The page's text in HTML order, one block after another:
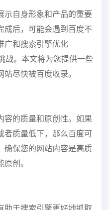
示自身形象和产品的重要
成后，可能会遇到百度不
广和搜索引擎优化
战。本文将为您提供一些
尽快被百度收录。
容的质量和原创性。如果
者质量低下，那么百度可
确保您的网站内容是高质
创。